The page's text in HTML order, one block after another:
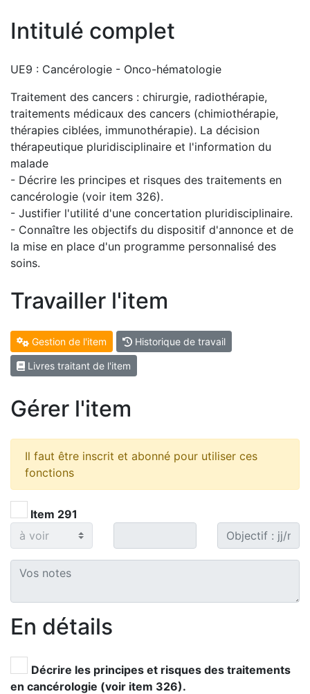
Intitulé complet
UE9 : Cancérologie - Onco-hématologie
Traitement des cancers : chirurgie, radiothérapie,
traitements médicaux des cancers (chimiothérapie,
thérapies ciblées, immunothérapie). La décision
thérapeutique pluridisciplinaire et l'information du
malade
- Décrire les principes et risques des traitements en
cancérologie (voir item 326).
- Justifier l'utilité d'une concertation pluridisciplinaire.
- Connaître les objectifs du dispositif d'annonce et de
la mise en place d'un programme personnalisé des
soins.
Travailler l'item
Gestion de l'item Historique de travail
Livres traitant de l'item
Gérer l'item
Il faut être inscrit et abonné pour utiliser ces
fonctions
Item 291
En détails
Décrire les principes et risques des traitements
en cancérologie (voir item 326).